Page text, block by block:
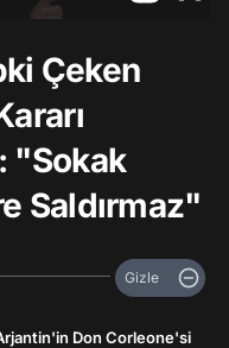
Çeken
"Sokak
Saldırmaz"
Gizle
Don Corleone'si